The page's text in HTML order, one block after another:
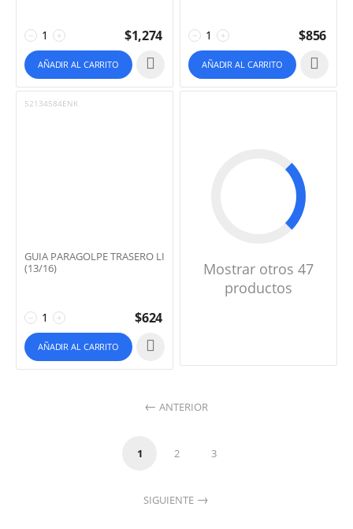
+
− $1,274
AÑADIR AL CARRITO
+
− $856
AÑADIR AL CARRITO
52134584ENK
GUIA PARAGOLPE TRASERO LI
(13/16)
+
− $624
AÑADIR AL CARRITO
Mostrar otros 47
productos
ANTERIOR
1 2 3
SIGUIENTE